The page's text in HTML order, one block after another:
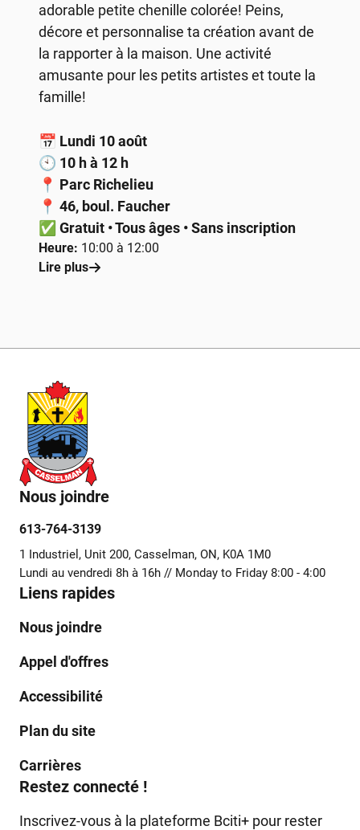
adorable petite chenille colorée! Peins,
décore et personnalise ta création avant de
la rapporter à la maison. Une activité
amusante pour les petits artistes et toute la
famille!
📅 Lundi 10 août
🕙 10 h à 12 h
📍 Parc Richelieu
📍 46, boul. Faucher
✅ Gratuit • Tous âges • Sans inscription
Heure: 10:00 à 12:00
Lire plus
Nous joindre
613-764-3139
1 Industriel, Unit 200, Casselman, ON, K0A 1M0
Lundi au vendredi 8h à 16h // Monday to Friday 8:00 - 4:00
Liens rapides
Nous joindre
Appel d'offres
Accessibilité
Plan du site
Carrières
Restez connecté !
Inscrivez-vous à la plateforme Bciti+ pour rester